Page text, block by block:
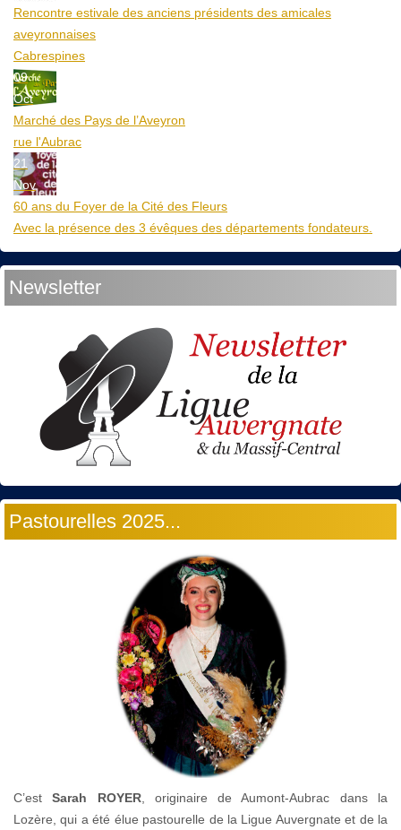
Rencontre estivale des anciens présidents des amicales
aveyronnaises
Cabrespines
09
Oct
Marché des Pays de l’Aveyron
rue l'Aubrac
21
Nov
60 ans du Foyer de la Cité des Fleurs
Avec la présence des 3 évêques des départements fondateurs.
Newsletter
Pastourelles 2025...
C’estSarah ROYER, originaire de Aumont-Aubrac dans la
Lozère, qui a été élue pastourelle de la Ligue Auvergnate et de la